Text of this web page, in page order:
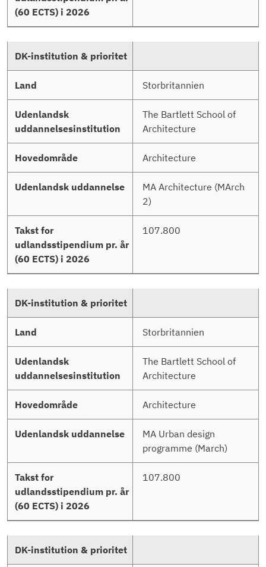
Storbritannien
The Bartlett School of
Architecture
Architecture
MA Architecture (MArch
2)
107.800
Storbritannien
The Bartlett School of
Architecture
Architecture
MA Urban design
programme (March)
107.800